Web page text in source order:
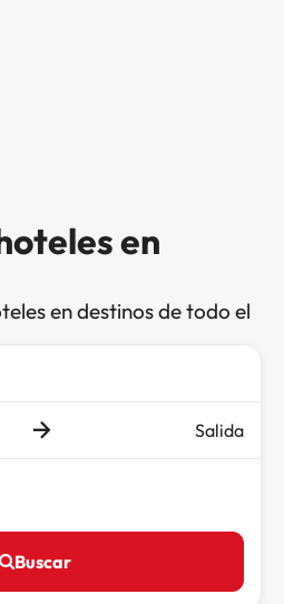
en
en destinos de todo el
Salida
Buscar